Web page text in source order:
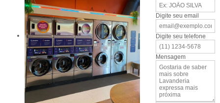
Digite seu email
Digite seu telefone
Mensagem